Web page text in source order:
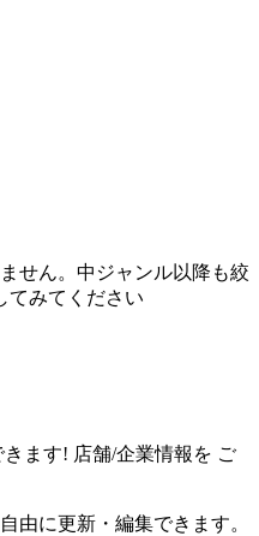
せん。中ジャンル以降も絞
てみてください
きます! 店舗/企業情報を ご
由に更新・編集できます。